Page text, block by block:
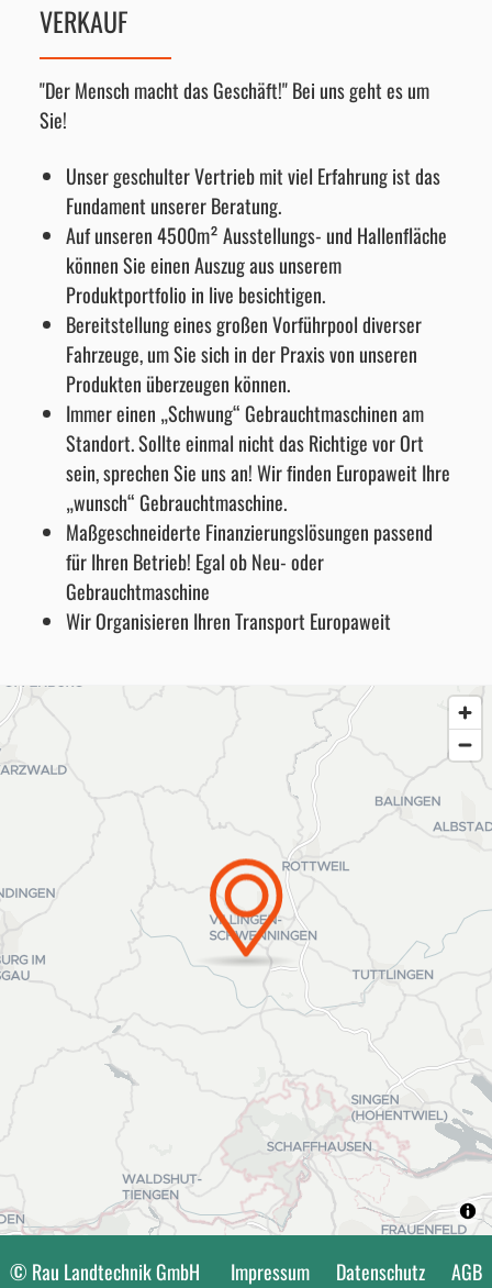
VERKAUF
"Der Mensch macht das Geschäft!" Bei uns geht es um
Sie!
Unser geschulter Vertrieb mit viel Erfahrung ist das
Fundament unserer Beratung.
Auf unseren 4500m² Ausstellungs- und Hallenfläche
können Sie einen Auszug aus unserem
Produktportfolio in live besichtigen.
Bereitstellung eines großen Vorführpool diverser
Fahrzeuge, um Sie sich in der Praxis von unseren
Produkten überzeugen können.
Immer einen „Schwung“ Gebrauchtmaschinen am
Standort. Sollte einmal nicht das Richtige vor Ort
sein, sprechen Sie uns an! Wir finden Europaweit Ihre
„wunsch“ Gebrauchtmaschine.
Maßgeschneiderte Finanzierungslösungen passend
für Ihren Betrieb! Egal ob Neu- oder
Gebrauchtmaschine
Wir Organisieren Ihren Transport Europaweit
© Rau Landtechnik GmbH Impressum Datenschutz AGB